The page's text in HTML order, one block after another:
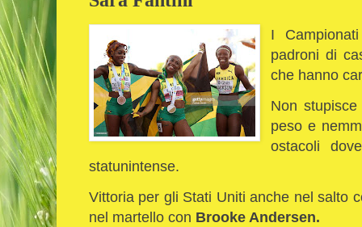
I
padroni di
che hanno
Non
peso e
ostacoli
statunintense.
Vittoria per gli Stati Uniti anche nel salto
nel martello con Brooke Andersen.